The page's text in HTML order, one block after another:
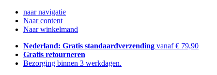
naar navigatie
Naar content
Naar winkelmand
Nederland: Gratis standaardverzending vanaf € 79,90
Gratis retourneren
Bezorging binnen 3 werkdagen.